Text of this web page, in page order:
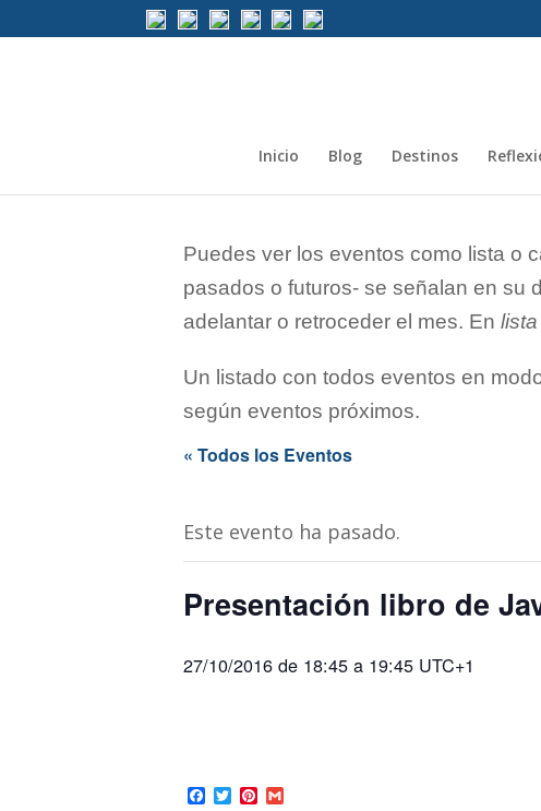
Inicio Blog Destinos
Puedes ver los eventos como lista o
pasados o futuros- se señalan en su
adelantar o retroceder el mes. En lista
Un listado con todos eventos en
según eventos próximos.
« Todos los Eventos
Este evento ha pasado.
Presentación libro de
27/10/2016 de 18:45 a 19:45 UTC+1
Facebook
TwitterPinterest